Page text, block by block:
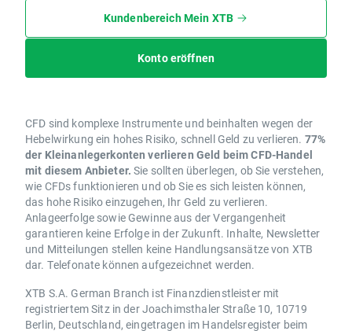
Kundenbereich Mein XTB
Konto eröffnen
CFD sind komplexe Instrumente und beinhalten wegen der
Hebelwirkung ein hohes Risiko, schnell Geld zu verlieren. 77%
der Kleinanlegerkonten verlieren Geld beim CFD-Handel
mit diesem Anbieter. Sie sollten überlegen, ob Sie verstehen,
wie CFDs funktionieren und ob Sie es sich leisten können,
das hohe Risiko einzugehen, Ihr Geld zu verlieren.
Anlageerfolge sowie Gewinne aus der Vergangenheit
garantieren keine Erfolge in der Zukunft. Inhalte, Newsletter
und Mitteilungen stellen keine Handlungsansätze von XTB
dar. Telefonate können aufgezeichnet werden.
XTB S.A. German Branch ist Finanzdienstleister mit
registriertem Sitz in der Joachimsthaler Straße 10, 10719
Berlin, Deutschland, eingetragen im Handelsregister beim